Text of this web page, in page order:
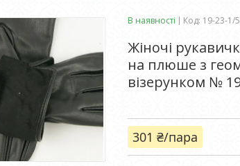
В наявності Код: 19-23-1/5
Жіночі
на плюше з
візерунком №
301 ₴/пара